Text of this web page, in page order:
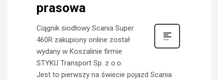
prasowa
Ciągnik siodłowy Scania Super
460R zakupiony online został
wydany w Koszalinie firmie
STYKU Transport Sp. z o.o.
Jest to pierwszy na świecie pojazd Scania